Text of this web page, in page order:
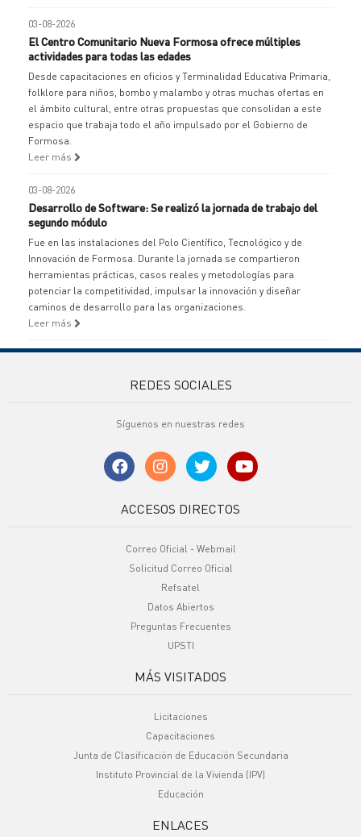
03-08-2026
El Centro Comunitario Nueva Formosa ofrece múltiples
actividades para todas las edades
Desde capacitaciones en oficios y Terminalidad Educativa Primaria,
folklore para niños, bombo y malambo y otras muchas ofertas en
el ámbito cultural, entre otras propuestas que consolidan a este
espacio que trabaja todo el año impulsado por el Gobierno de
Formosa.
Leer más
03-08-2026
Desarrollo de Software: Se realizó la jornada de trabajo del
segundo módulo
Fue en las instalaciones del Polo Científico, Tecnológico y de
Innovación de Formosa. Durante la jornada se compartieron
herramientas prácticas, casos reales y metodologías para
potenciar la competitividad, impulsar la innovación y diseñar
caminos de desarrollo para las organizaciones.
Leer más
REDES SOCIALES
Síguenos en nuestras redes
ACCESOS DIRECTOS
Correo Oficial - Webmail
Solicitud Correo Oficial
Refsatel
Datos Abiertos
Preguntas Frecuentes
UPSTI
MÁS VISITADOS
Licitaciones
Capacitaciones
Junta de Clasificación de Educación Secundaria
Instituto Provincial de la Vivienda (IPV)
Educación
ENLACES